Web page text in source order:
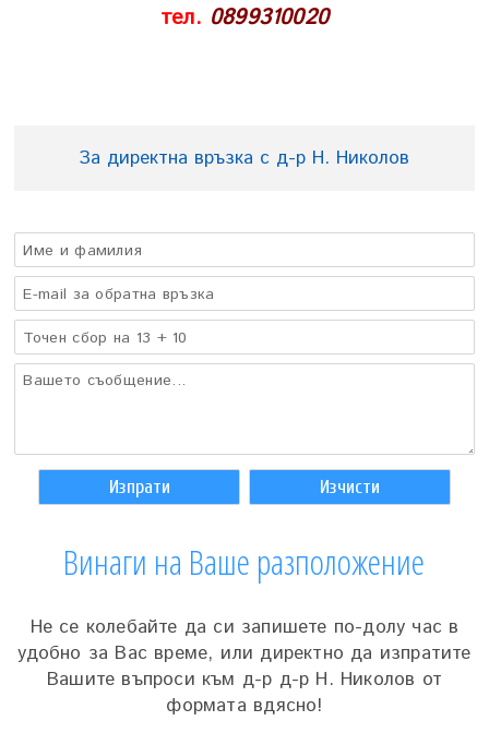
тел. 0899310020
За директна връзка с д-р Н. Николов
Изпрати Изчисти
Винаги на Ваше разположение
Не се колебайте да си запишете по-долу час в
удобно за Вас време, или директно да изпратите
Вашите въпроси към д-р д-р Н. Николов от
формата вдясно!